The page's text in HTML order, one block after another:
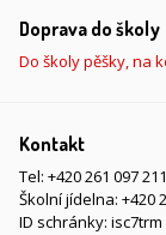
Doprava do školy
Do školy pěšky, na
Kontakt
Tel: +420 261 097 211
Školní jídelna: +420
ID schránky: isc7trm